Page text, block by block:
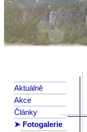
Aktuálně
Akce
Články
➤ Fotogalerie